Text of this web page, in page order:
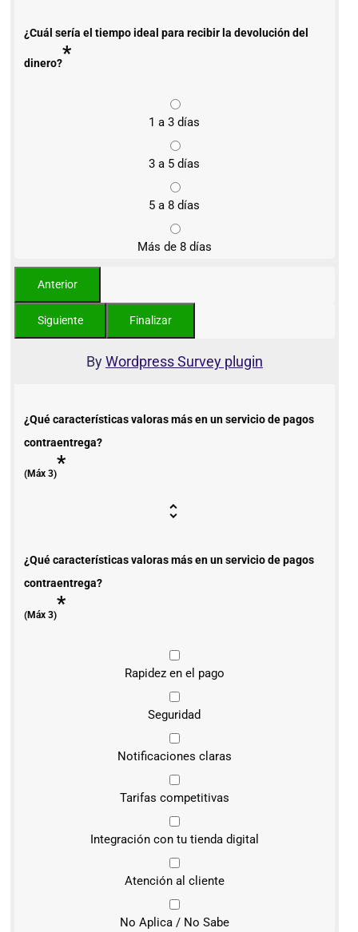
¿Cuál sería el tiempo ideal para recibir la devolución del
dinero?*
1 a 3 días
3 a 5 días
5 a 8 días
Más de 8 días
ByWordpress Survey plugin
¿Qué características valoras más en un servicio de pagos
contraentrega?
(Máx 3)*
¿Qué características valoras más en un servicio de pagos
contraentrega?
(Máx 3)*
Rapidez en el pago
Seguridad
Notificaciones claras
Tarifas competitivas
Integración con tu tienda digital
Atención al cliente
No Aplica / No Sabe